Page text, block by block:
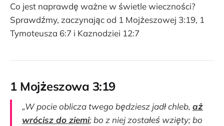
Co jest naprawdę ważne w świetle wieczności?
Sprawdźmy, zaczynając od 1 Mojżeszowej 3:19, 1
Tymoteusza 6:7 i Kaznodziei 12:7
1 Mojżeszowa 3:19
„W pocie oblicza twego będziesz jadł chleb, aż
wrócisz do ziemi; bo z niej zostałeś wzięty; bo